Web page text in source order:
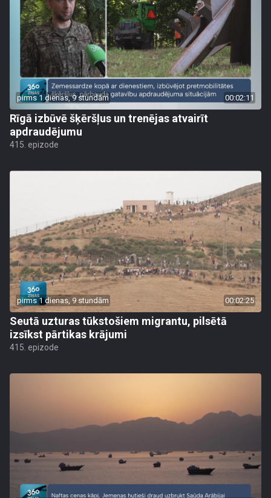
pirms 1 dienas, 9 stundām 00:02:11
Rīgā izbūvē šķēršļus un trenējas atvairīt
apdraudējumu
415. epizode
pirms 1 dienas, 9 stundām 00:02:25
Seutā uzturas tūkstošiem migrantu, pilsētā
izsīkst pārtikas krājumi
415. epizode